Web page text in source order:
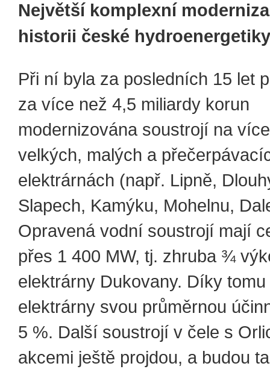
Největší komplexní
historii české hydroenergetiky
Při ní byla za posledních 15 let
za více než 4,5 miliardy korun
modernizována soustrojí na
velkých, malých a
elektrárnách (např. Lipně,
Slapech, Kamýku, Mohelnu,
Opravená vodní soustrojí mají
přes 1 400 MW, tj. zhruba ¾
elektrárny Dukovany. Díky
elektrárny svou průměrnou
5 %. Další soustrojí v čele s
akcemi ještě projdou, a budou